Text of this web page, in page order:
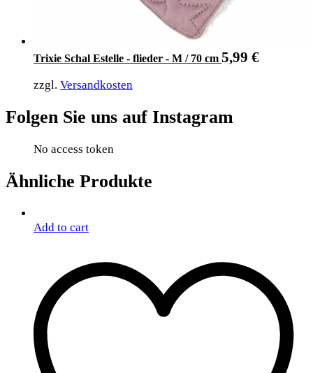
Trixie Schal Estelle - flieder - M / 70 cm 5,99 €
zzgl. Versandkosten
Folgen Sie uns auf Instagram
No access token
Ähnliche Produkte
Add to cart